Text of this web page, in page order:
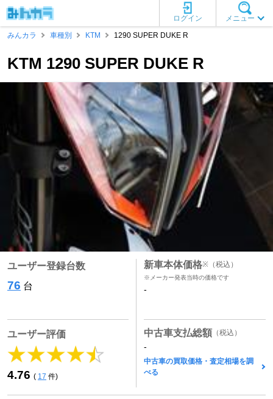
メニュー
ログイン
みんカラ
車種別 KTM 1290 SUPER DUKE R
KTM 1290 SUPER DUKE R
ユーザー登録台数
76 台
ユーザー評価
4.76 ( 17 件)
新車本体価格※ （税込）
※メーカー発表当時の価格です
-
中古車支払総額 （税込）
-
中古車の買取価格・査定相場を調
べる